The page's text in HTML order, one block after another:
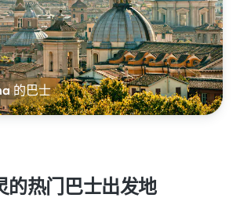
的巴士
的热门巴士出发地